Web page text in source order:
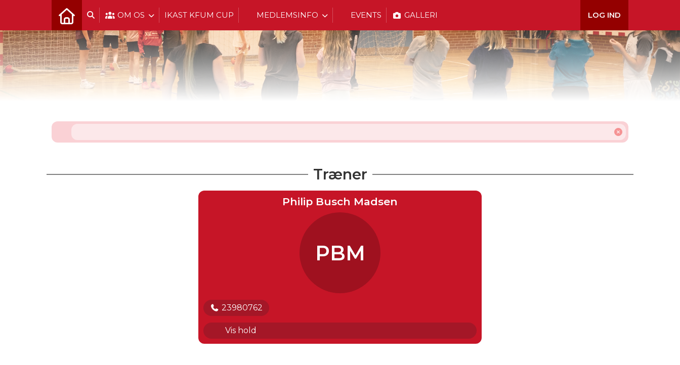
OM OS IKAST KFUM CUP MEDLEMSINFO EVENTS GALLERI LOG IND
Træner
Philip Busch Madsen
PBM
23980762
Vis hold
Dame senior